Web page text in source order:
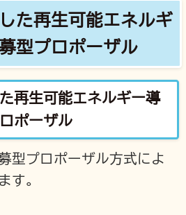
た再生可能エネルギ
型プロポーザル
再生可能エネルギー導
ポーザル
型プロポーザル方式によ
す。